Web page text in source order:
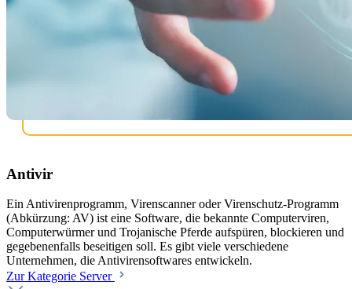
Antivir
Ein Antivirenprogramm, Virenscanner oder Virenschutz-Programm
(Abkürzung: AV) ist eine Software, die bekannte Computerviren,
Computerwürmer und Trojanische Pferde aufspüren, blockieren und
gegebenenfalls beseitigen soll. Es gibt viele verschiedene
Unternehmen, die Antivirensoftwares entwickeln.
Zur Kategorie Server